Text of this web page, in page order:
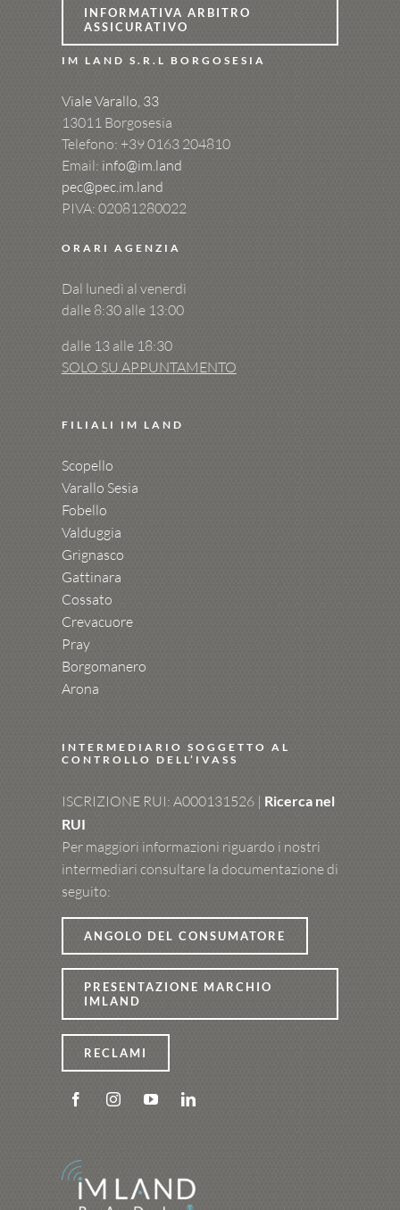
INFORMATIVA ARBITRO
ASSICURATIVO
IM LAND S.R.L BORGOSESIA
Viale Varallo, 33
13011 Borgosesia
Telefono: +390163 204810
Email: info@im.land
pec@pec.im.land
PIVA: 02081280022
ORARI AGENZIA
Dal lunedì al venerdì
dalle 8:30 alle 13:00
dalle 13 alle 18:30
SOLO SU APPUNTAMENTO
FILIALI IM LAND
Scopello
Varallo Sesia
Fobello
Valduggia
Grignasco
Gattinara
Cossato
Crevacuore
Pray
Borgomanero
Arona
INTERMEDIARIO SOGGETTO AL
CONTROLLO DELL’IVASS
ISCRIZIONE RUI: A000131526 | Ricerca nel
RUI
Per maggiori informazioni riguardo i nostri
intermediari consultare la documentazione di
seguito:
ANGOLO DEL CONSUMATORE
PRESENTAZIONE MARCHIO
IMLAND
RECLAMI